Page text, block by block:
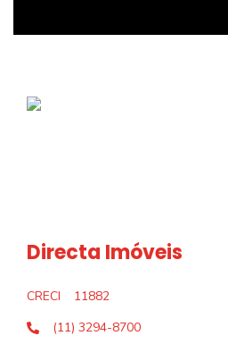
Directa Imóveis
CRECI
11882
(11) 3294-8700